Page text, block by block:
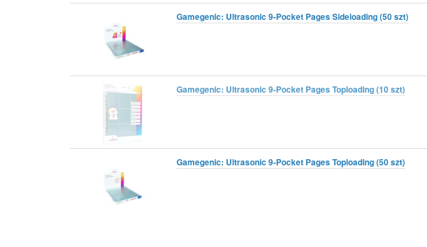
Gamegenic: Ultrasonic 9-Pocket Pages Sideloading (50 szt)
Gamegenic: Ultrasonic 9-Pocket Pages Toploading (10 szt)
Gamegenic: Ultrasonic 9-Pocket Pages Toploading (50 szt)